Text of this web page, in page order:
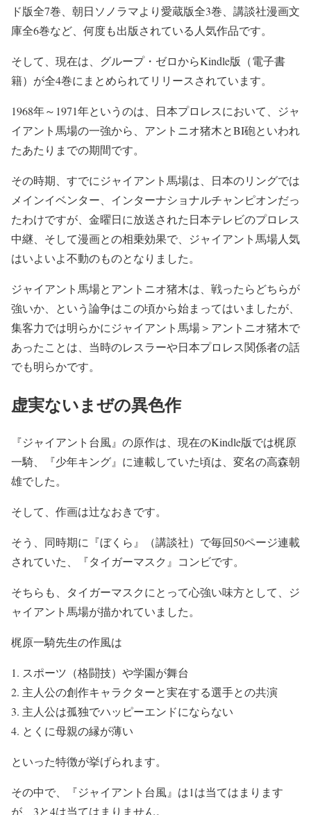
ド版全7巻、朝日ソノラマより愛蔵版全3巻、講談社漫画文
庫全6巻など、何度も出版されている人気作品です。
そして、現在は、グループ・ゼロからKindle版（電子書
籍）が全4巻にまとめられてリリースされています。
1968年～1971年というのは、日本プロレスにおいて、ジャ
イアント馬場の一強から、アントニオ猪木とBI砲といわれ
たあたりまでの期間です。
その時期、すでにジャイアント馬場は、日本のリングでは
メインイベンター、インターナショナルチャンピオンだっ
たわけですが、金曜日に放送された日本テレビのプロレス
中継、そして漫画との相乗効果で、ジャイアント馬場人気
はいよいよ不動のものとなりました。
ジャイアント馬場とアントニオ猪木は、戦ったらどちらが
強いか、という論争はこの頃から始まってはいましたが、
集客力では明らかにジャイアント馬場＞アントニオ猪木で
あったことは、当時のレスラーや日本プロレス関係者の話
でも明らかです。
虚実ないまぜの異色作
『ジャイアント台風』の原作は、現在のKindle版では梶原
一騎、『少年キング』に連載していた頃は、変名の高森朝
雄でした。
そして、作画は辻なおきです。
そう、同時期に『ぼくら』（講談社）で毎回50ページ連載
されていた、『タイガーマスク』コンビです。
そちらも、タイガーマスクにとって心強い味方として、ジ
ャイアント馬場が描かれていました。
梶原一騎先生の作風は
スポーツ（格闘技）や学園が舞台
主人公の創作キャラクターと実在する選手との共演
主人公は孤独でハッピーエンドにならない
とくに母親の縁が薄い
といった特徴が挙げられます。
その中で、『ジャイアント台風』は1は当てはまります
が、3と4は当てはまりません。